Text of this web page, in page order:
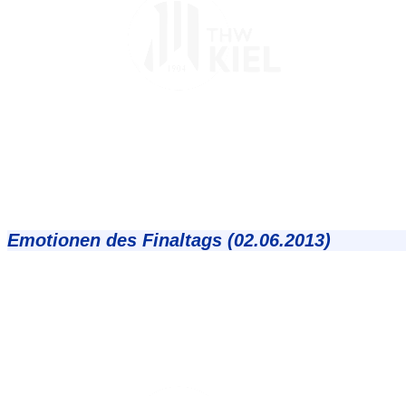
Emotionen des Finaltags (02.06.2013)